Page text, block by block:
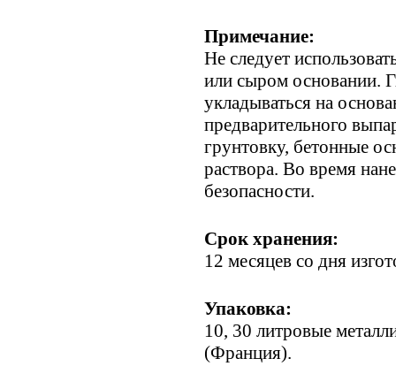
Примечание:
Не следует
или сыром основании.
укладываться на
предварительного
грунтовку, бетонные
раствора. Во время
безопасности.
Срок хранения:
12 месяцев со дня
Упаковка:
10, 30 литровые
(Франция).